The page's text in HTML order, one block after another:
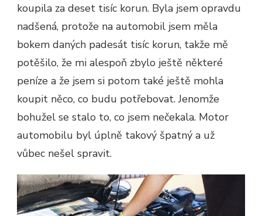
koupila za deset tisíc korun. Byla jsem opravdu
nadšená, protože na automobil jsem měla
bokem daných padesát tisíc korun, takže mě
potěšilo, že mi alespoň zbylo ještě některé
peníze a že jsem si potom také ještě mohla
koupit něco, co budu potřebovat. Jenomže
bohužel se stalo to, co jsem nečekala. Motor
automobilu byl úplně takový špatný a už
vůbec nešel spravit.